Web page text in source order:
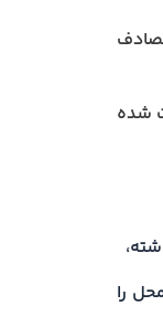
شده
را